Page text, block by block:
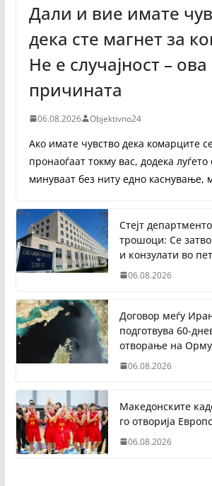
Дали и вие имате
дека сте магнет за
Не е случајност – ова
причината
06.08.2026 Objektivno24
Ако имате чувство дека комарците
пронаоѓаат токму вас, додека луѓето
минуваат без ниту едно каснување,
Стејт
трошоци: Се
и конзулати во
06.08.2026
Договор меѓу
подготвува 60-
отворање на
06.08.2026
Македонските
го отворија
06.08.2026